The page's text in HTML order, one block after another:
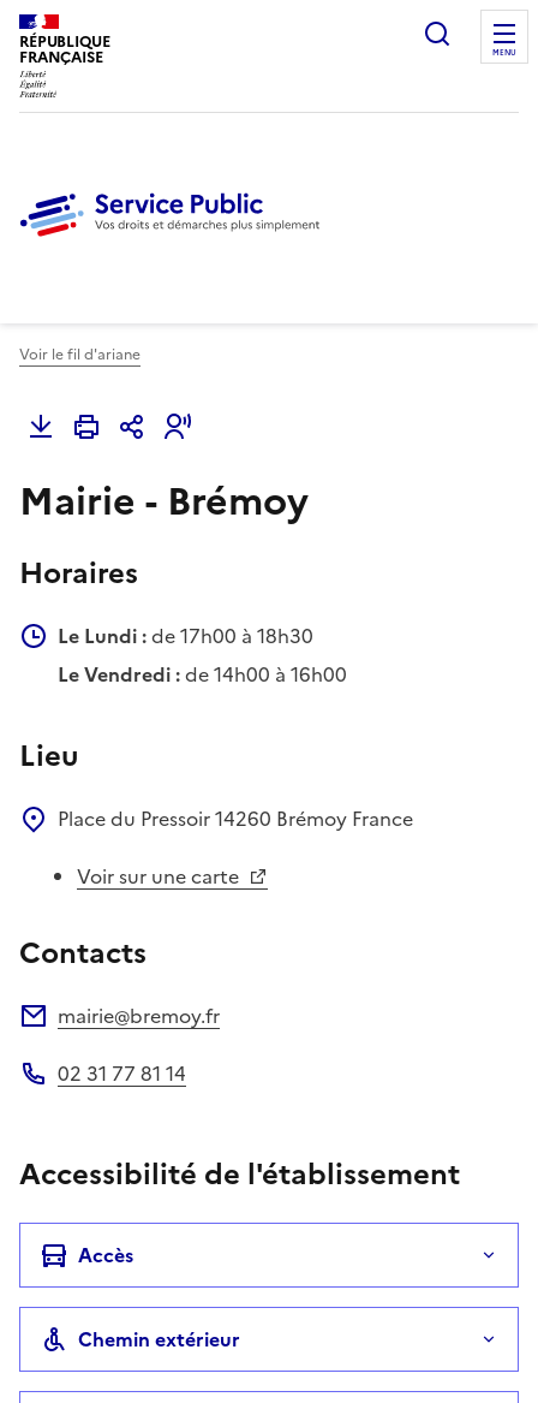
RÉPUBLIQUE
FRANÇAISE
Ouvrir
MENU
Voir le fil d'ariane
Mairie - Brémoy
Horaires
Le Lundi :de 17h00 à 18h30
Le Vendredi :de 14h00 à 16h00
Lieu
Place du Pressoir14260 Brémoy France
Voir sur une carte
Contacts
mairie@bremoy.fr
02 31 77 81 14
Accessibilité de l'établissement
Accès
Chemin extérieur